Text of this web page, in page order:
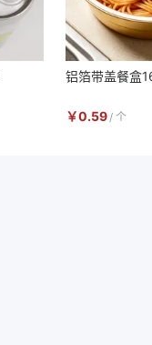
铝箔带盖餐盒
￥0.59/ 个